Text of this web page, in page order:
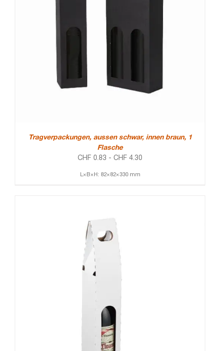
Tragverpackungen, aussen schwar, innen braun, 1
Flasche
CHF 0.83 - CHF 4.30
L×B×H: 82×82×330 mm